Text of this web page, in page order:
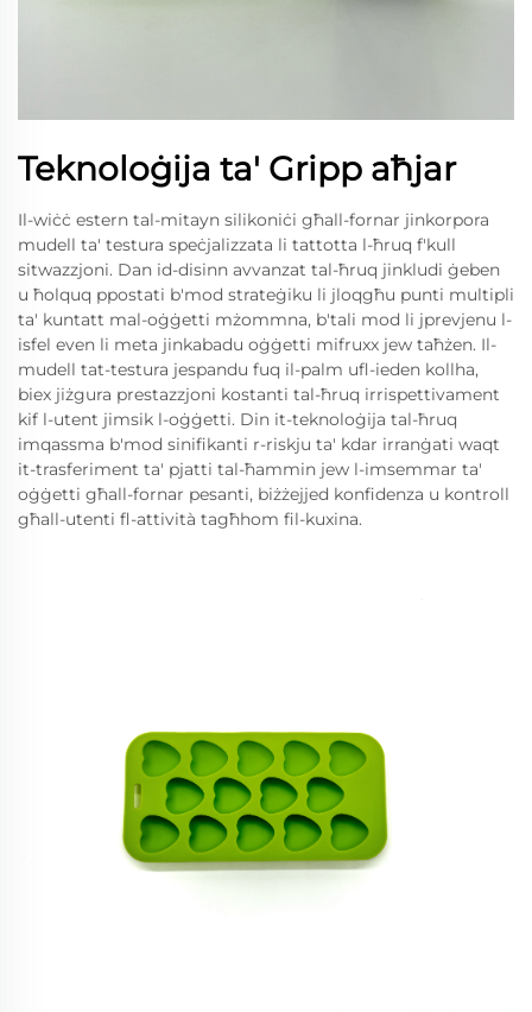
Teknoloġija ta' Gripp aħjar
Il-wiċċ estern tal-mitayn silikoniċi għall-fornar jinkorpora
mudell ta' testura speċjalizzata li tattotta l-ħruq f'kull
sitwazzjoni. Dan id-disinn avvanzat tal-ħruq jinkludi ġeben
u ħolquq ppostati b'mod strateġiku li jloqgħu punti multipli
ta' kuntatt mal-oġġetti mżommna, b'tali mod li jprevjenu l-
isfel even li meta jinkabadu oġġetti mifruxx jew taħżen. Il-
mudell tat-testura jespandu fuq il-palm ufl-ieden kollha,
biex jiżgura prestazzjoni kostanti tal-ħruq irrispettivament
kif l-utent jimsik l-oġġetti. Din it-teknoloġija tal-ħruq
imqassma b'mod sinifikanti r-riskju ta' kdar irranġati waqt
it-trasferiment ta' pjatti tal-ħammin jew l-imsemmar ta'
oġġetti għall-fornar pesanti, biżżejjed konfidenza u kontroll
għall-utenti fl-attività tagħhom fil-kuxina.